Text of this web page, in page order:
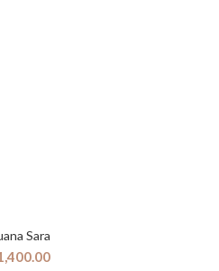
AL CARRITO
Sara